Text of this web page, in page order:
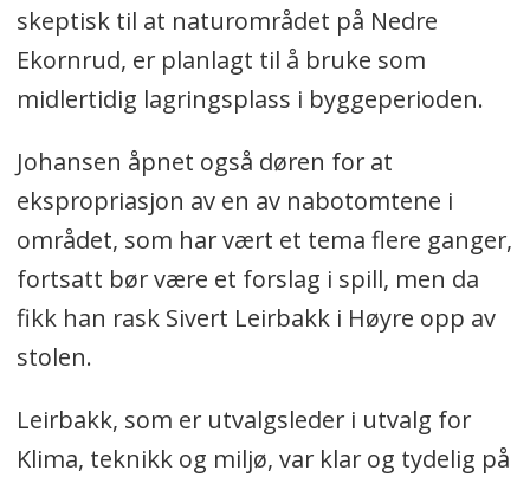
skeptisk til at naturområdet på Nedre
Ekornrud, er planlagt til å bruke som
midlertidig lagringsplass i byggeperioden.
Johansen åpnet også døren for at
ekspropriasjon av en av nabotomtene i
området, som har vært et tema flere ganger,
fortsatt bør være et forslag i spill, men da
fikk han rask Sivert Leirbakk i Høyre opp av
stolen.
Leirbakk, som er utvalgsleder i utvalg for
Klima, teknikk og miljø, var klar og tydelig på